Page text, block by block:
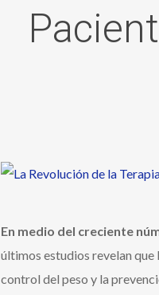
En medio del creciente
últimos estudios revelan
control del peso y la